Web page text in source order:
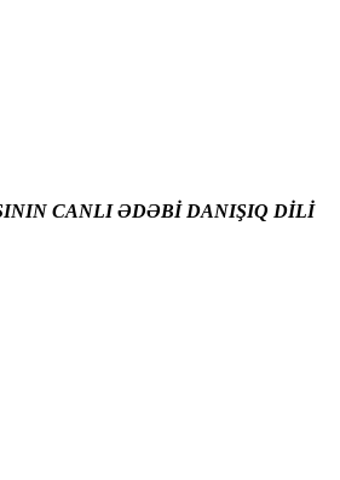
CANLI ƏDƏBİ DANIŞIQ DİLİ